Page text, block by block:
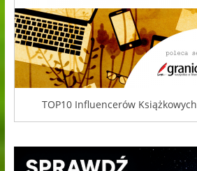
TOP10 Influencerów Książkowych